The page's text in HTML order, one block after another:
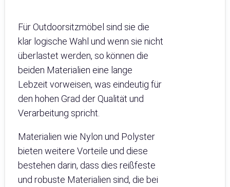
Für Outdoorsitzmöbel sind sie die
klar logische Wahl und wenn sie nicht
überlastet werden, so können die
beiden Materialien eine lange
Lebzeit vorweisen, was eindeutig für
den hohen Grad der Qualität und
Verarbeitung spricht.
Materialien wie Nylon und Polyster
bieten weitere Vorteile und diese
bestehen darin, dass dies reißfeste
und robuste Materialien sind, die bei